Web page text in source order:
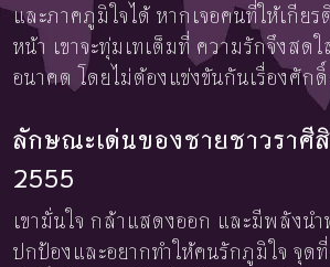
และภาคภูมิใจได้ หากเจอคนที่ให้เกียร
หน้า เขาจะทุ่มเทเต็มที่ ความรักจึงสด
อนาคต โดยไม่ต้องแข่งขันกันเรื่องศักดิ์
ลักษณะเด่นของชายชาวราศี
2555
เขามั่นใจ กล้าแสดงออก และมีพลังนำ
ปกป้องและอยากทำให้คนรักภูมิใจ จุด